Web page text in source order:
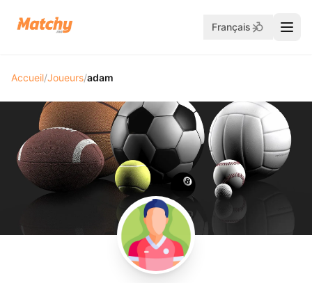
Français
Accueil/Joueurs/adam